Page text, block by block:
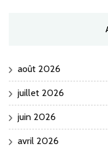
août 2026
juillet 2026
juin 2026
avril 2026